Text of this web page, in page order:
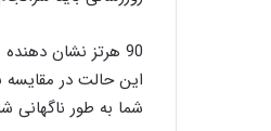
90 هرتز نشان
شما به طور ناگهانی